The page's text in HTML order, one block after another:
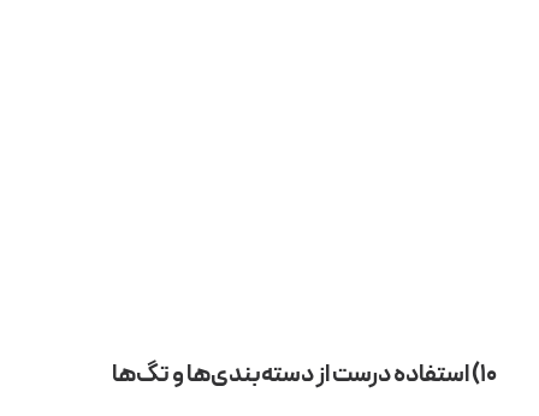
۱۰) استفاده درست از دسته‌بندی‌ها و تگ‌ها